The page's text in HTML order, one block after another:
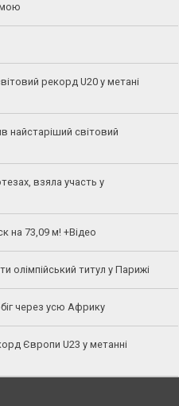
рекорд U20 у метані
найстаріший світовий
взяла участь у
на 73,09 м! +Відео
олімпійський титул у Парижі
через усю Африку
Європи U23 у метанні